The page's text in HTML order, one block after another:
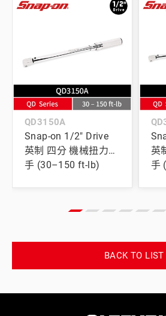
QD3150A
Snap-on 1/2" Drive
英制 四分 機械扭力扳
手 (30–150 ft-lb)
英
手
BACK TO LIST